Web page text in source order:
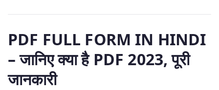
PDF FULL FORM IN HINDI
– जानिए क्या है PDF 2023, पूरी
जानकारी